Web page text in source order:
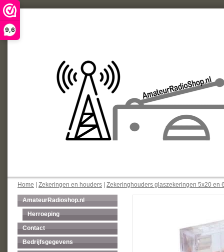
9,6
Home Zekeringen en houders Zekeringhouders glaszekeringen 5x20 en
AmateurRadioshop.nl
Herroeping
Contact
Bedrijfsgegevens